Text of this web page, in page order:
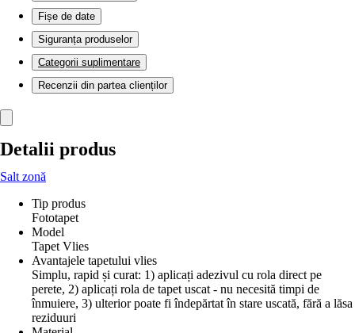
Fișe de date
Siguranța produselor
Categorii suplimentare
Recenzii din partea clienților
Detalii produs
Salt zonă
Tip produs
Fototapet
Model
Tapet Vlies
Avantajele tapetului vlies
Simplu, rapid și curat: 1) aplicați adezivul cu rola direct pe
perete, 2) aplicați rola de tapet uscat - nu necesită timpi de
înmuiere, 3) ulterior poate fi îndepărtat în stare uscată, fără a lăsa
reziduuri